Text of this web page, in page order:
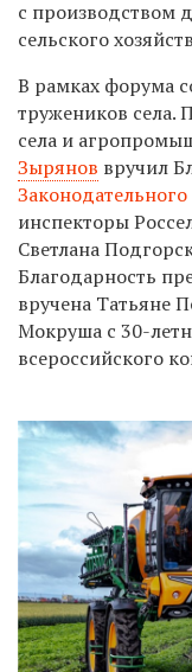
с производством
сельского
В рамках форума
тружеников села.
села и
Зырянов вручил
инспекторы
Светлана
Благодарность
вручена Татьяне
Мокруша с 30-
всероссийского